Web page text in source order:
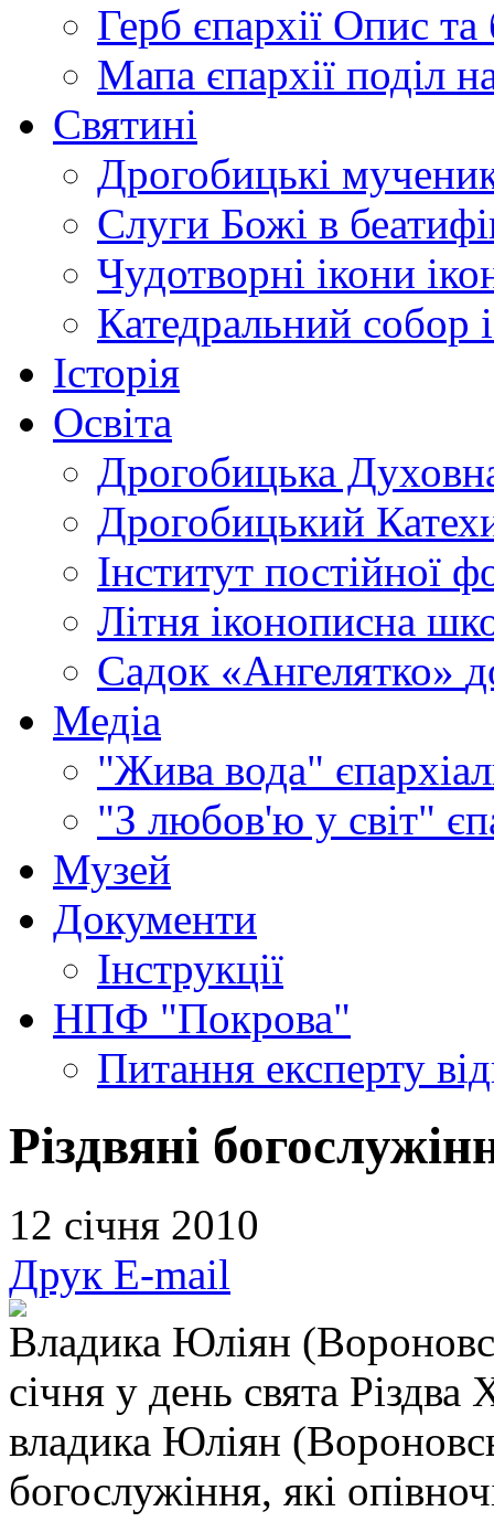
Герб єпархії Опис та
Мапа єпархії поділ
Святині
Дрогобицькі
Слуги Божі в
Чудотворні ікони
Катедральний собор
Історія
Освіта
Дрогобицька
Дрогобицький
Інститут постійної
Літня іконописна
Садок «Ангелятко»
Медіа
"Жива вода"
"З любов'ю у світ"
Музей
Документи
Інструкції
НПФ "Покрова"
Питання експерту
Різдвяні
12 січня 2010
Друк E-mail
Владика Юліян
січня у день свята
владика Юліян
богослужіння, які